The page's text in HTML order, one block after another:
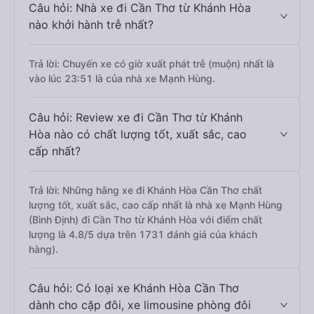
Câu hỏi: Nhà xe đi Cần Thơ từ Khánh Hòa
nào khởi hành trễ nhất?
Trả lời: Chuyến xe có giờ xuất phát trễ (muộn) nhất là
vào lúc 23:51 là của nhà xe Mạnh Hùng.
Câu hỏi: Review xe đi Cần Thơ từ Khánh
Hòa nào có chất lượng tốt, xuất sắc, cao
cấp nhất?
Trả lời: Những hãng xe đi Khánh Hòa Cần Thơ chất
lượng tốt, xuất sắc, cao cấp nhất là nhà xe Mạnh Hùng
(Bình Định) đi Cần Thơ từ Khánh Hòa với điểm chất
lượng là 4.8/5 dựa trên 1731 đánh giá của khách
hàng).
Câu hỏi: Có loại xe Khánh Hòa Cần Thơ
dành cho cặp đôi, xe limousine phòng đôi